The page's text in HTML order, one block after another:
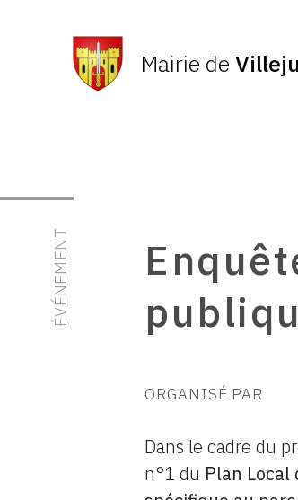
Mairie de
ÉVÉNEMENT
ORGANISÉ PAR
Dans le cadre du
n°1 du Plan Local